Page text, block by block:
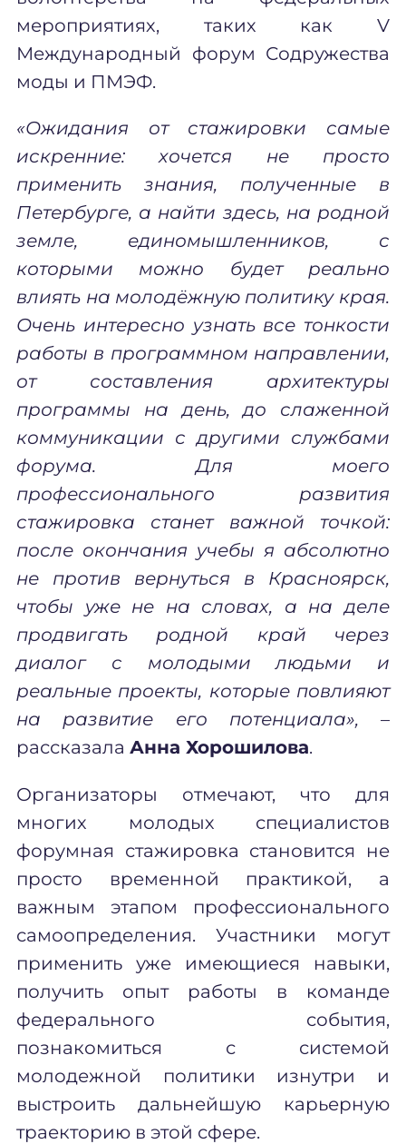
мероприятиях, таких как V
Международный форум Содружества
моды и ПМЭФ.
«Ожидания от стажировки самые
искренние: хочется не просто
применить знания, полученные в
Петербурге, а найти здесь, на родной
земле, единомышленников, с
которыми можно будет реально
влиять на молодёжную политику края.
Очень интересно узнать все тонкости
работы в программном направлении,
от составления архитектуры
программы на день, до слаженной
коммуникации с другими службами
форума. Для моего
профессионального развития
стажировка станет важной точкой:
после окончания учебы я абсолютно
не против вернуться в Красноярск,
чтобы уже не на словах, а на деле
продвигать родной край через
диалог с молодыми людьми и
реальные проекты, которые повлияют
на развитие его потенциала», –
рассказалаАнна Хорошилова.
Организаторы отмечают, что для
многих молодых специалистов
форумная стажировка становится не
просто временной практикой, а
важным этапом профессионального
самоопределения. Участники могут
применить уже имеющиеся навыки,
получить опыт работы в команде
федерального события,
познакомиться с системой
молодежной политики изнутри и
выстроить дальнейшую карьерную
траекторию в этой сфере.